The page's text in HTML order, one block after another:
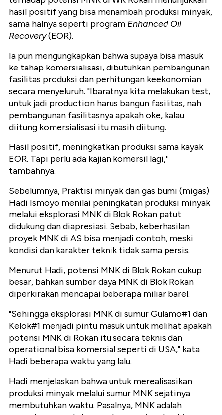
hasil positif yang bisa menambah produksi minyak,
sama halnya seperti program Enhanced Oil
Recovery(EOR).
Ia pun mengungkapkan bahwa supaya bisa masuk
ke tahap komersialisasi, dibutuhkan pembangunan
fasilitas produksi dan perhitungan keekonomian
secara menyeluruh. "Ibaratnya kita melakukan test,
untuk jadi production harus bangun fasilitas, nah
pembangunan fasilitasnya apakah oke, kalau
diitung komersialisasi itu masih diitung.
Hasil positif, meningkatkan produksi sama kayak
EOR. Tapi perlu ada kajian komersil lagi,"
tambahnya.
Sebelumnya, Praktisi minyak dan gas bumi (migas)
Hadi Ismoyo menilai peningkatan produksi minyak
melalui eksplorasi MNK di Blok Rokan patut
didukung dan diapresiasi. Sebab, keberhasilan
proyek MNK di AS bisa menjadi contoh, meski
kondisi dan karakter teknik tidak sama persis.
Menurut Hadi, potensi MNK di Blok Rokan cukup
besar, bahkan sumber daya MNK di Blok Rokan
diperkirakan mencapai beberapa miliar barel.
"Sehingga eksplorasi MNK di sumur Gulamo#1 dan
Kelok#1 menjadi pintu masuk untuk melihat apakah
potensi MNK di Rokan itu secara teknis dan
operational bisa komersial seperti di USA," kata
Hadi beberapa waktu yang lalu.
Hadi menjelaskan bahwa untuk merealisasikan
produksi minyak melalui sumur MNK sejatinya
membutuhkan waktu. Pasalnya, MNK adalah